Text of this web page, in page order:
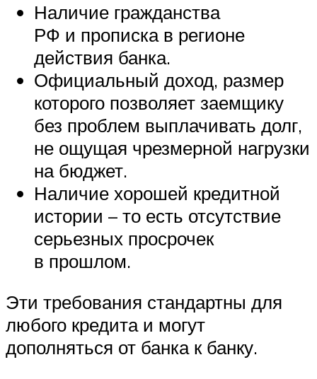
Наличие гражданства
РФ и прописка в регионе
действия банка.
Официальный доход, размер
которого позволяет заемщику
без проблем выплачивать долг,
не ощущая чрезмерной нагрузки
на бюджет.
Наличие хорошей кредитной
истории – то есть отсутствие
серьезных просрочек
в прошлом.
Эти требования стандартны для
любого кредита и могут
дополняться от банка к банку.